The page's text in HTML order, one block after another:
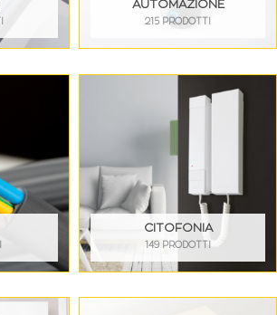
AUTOMAZIONE
215 PRODOTTI
CITOFONIA
149 PRODOTTI